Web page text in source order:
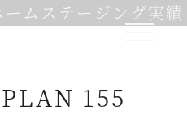
ムステージング実績
155